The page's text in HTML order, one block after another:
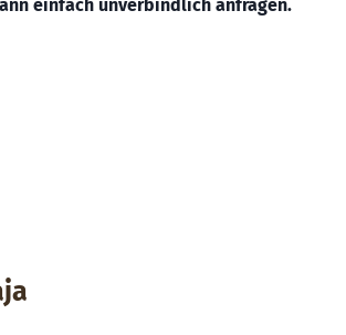
einfach unverbindlich anfragen.